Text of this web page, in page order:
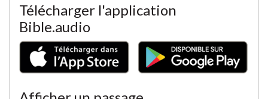
Télécharger l'application
Bible.audio